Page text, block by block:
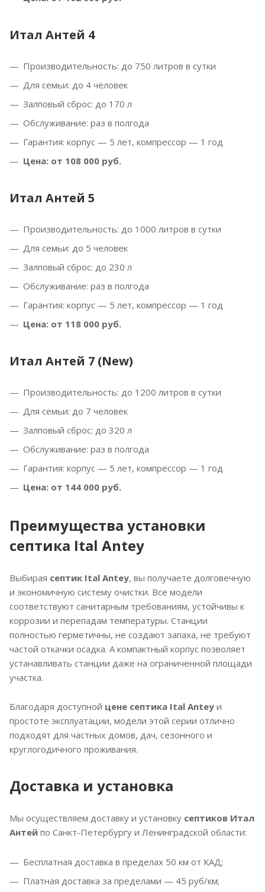
Итал Антей 4
Производительность: до 750 литров в сутки
Для семьи: до 4 человек
Залповый сброс: до 170 л
Обслуживание: раз в полгода
Гарантия: корпус — 5 лет, компрессор — 1 год
Цена: от 108 000 руб.
Итал Антей 5
Производительность: до 1000 литров в сутки
Для семьи: до 5 человек
Залповый сброс: до 230 л
Обслуживание: раз в полгода
Гарантия: корпус — 5 лет, компрессор — 1 год
Цена: от 118 000 руб.
Итал Антей 7 (New)
Производительность: до 1200 литров в сутки
Для семьи: до 7 человек
Залповый сброс: до 320 л
Обслуживание: раз в полгода
Гарантия: корпус — 5 лет, компрессор — 1 год
Цена: от 144 000 руб.
Преимущества установки
септика Ital Antey
Выбирая септик Ital Antey, вы получаете долговечную
и экономичную систему очистки. Все модели
соответствуют санитарным требованиям, устойчивы к
коррозии и перепадам температуры. Станции
полностью герметичны, не создают запаха, не требуют
частой откачки осадка. А компактный корпус позволяет
устанавливать станции даже на ограниченной площади
участка.
Благодаря доступной цене септика Ital Antey и
простоте эксплуатации, модели этой серии отлично
подходят для частных домов, дач, сезонного и
круглогодичного проживания.
Доставка и установка
Мы осуществляем доставку и установку септиков Итал
Антей по Санкт-Петербургу и Ленинградской области:
Бесплатная доставка в пределах 50 км от КАД;
Платная доставка за пределами — 45 руб/км;